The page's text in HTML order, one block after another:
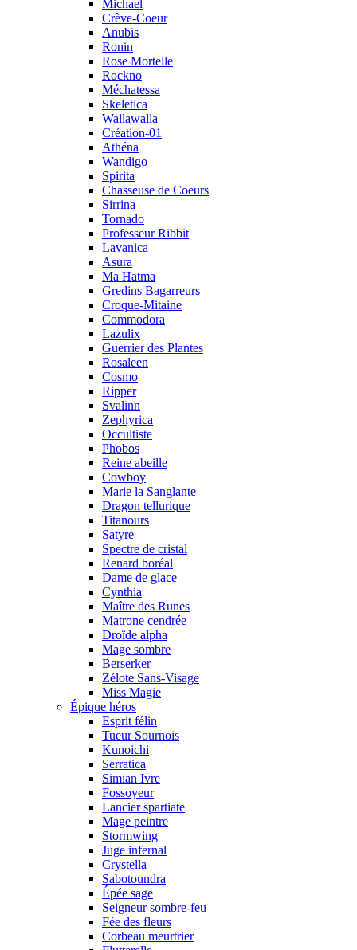
Michael
Crève-Coeur
Anubis
Ronin
Rose Mortelle
Rockno
Méchatessa
Skeletica
Wallawalla
Création-01
Athéna
Wandigo
Spirita
Chasseuse de Coeurs
Sirrina
Tornado
Professeur Ribbit
Lavanica
Asura
Ma Hatma
Gredins Bagarreurs
Croque-Mitaine
Commodora
Lazulix
Guerrier des Plantes
Rosaleen
Cosmo
Ripper
Svalinn
Zephyrica
Occultiste
Phobos
Reine abeille
Cowboy
Marie la Sanglante
Dragon tellurique
Titanours
Satyre
Spectre de cristal
Renard boréal
Dame de glace
Cynthia
Maître des Runes
Matrone cendrée
Droïde alpha
Mage sombre
Berserker
Zélote Sans-Visage
Miss Magie
Épique héros
Esprit félin
Tueur Sournois
Kunoichi
Serratica
Simian Ivre
Fossoyeur
Lancier spartiate
Mage peintre
Stormwing
Juge infernal
Crystella
Sabotoundra
Épée sage
Seigneur sombre-feu
Fée des fleurs
Corbeau meurtrier